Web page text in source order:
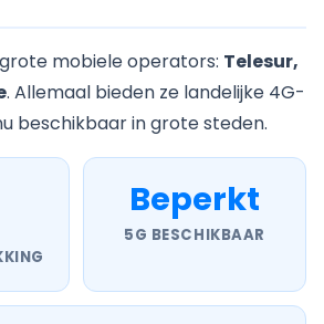
mobiele operators: Telesur,
. Allemaal bieden ze landelijke 4G-
beschikbaar in grote steden.
Beperkt
5G BESCHIKBAAR